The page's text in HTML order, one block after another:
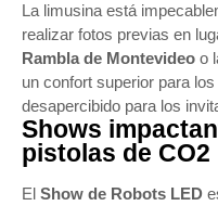
La limusina está
realizar fotos previas en
Rambla de Montevideo o
un confort superior para
desapercibido para los
Shows
pistolas de CO2
El Show de Robots LED